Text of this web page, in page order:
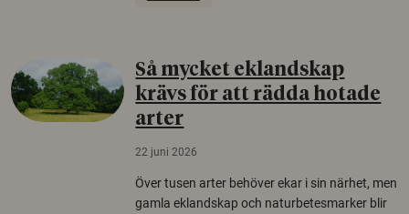
Så mycket eklandskap
krävs för att rädda hotade
arter
22 juni 2026
Över tusen arter behöver ekar i sin närhet, men
gamla eklandskap och naturbetesmarker blir